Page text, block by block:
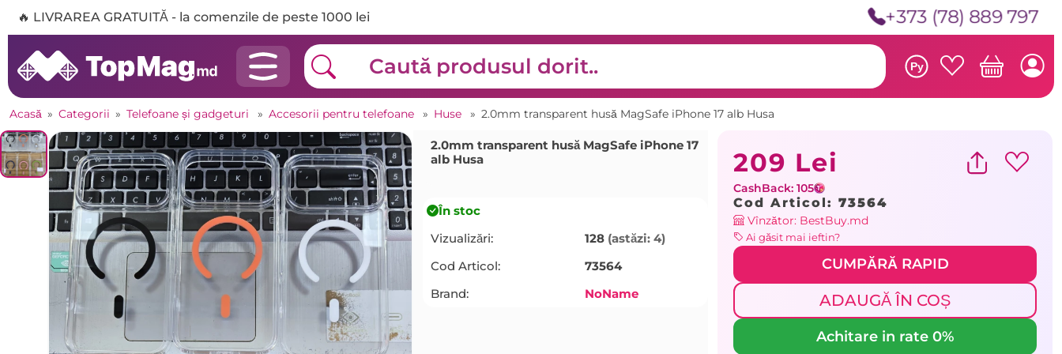
🔥 LIVRAREA GRATUITĂ - la comenzile de peste 1000 lei +373 (78) 889 797
Ру
Acasă » Categorii » Telefoane și gadgeturi » Accesorii pentru telefoane » Huse » 2.0mm transparent husă MagSafe iPhone 17 alb Husa
2.0mm transparent husă MagSafe iPhone 17
alb Husa
În stoc
Vizualizări:
128 (astăzi: 4)
Cod Articol:
73564
Brand:
NoName
209 Lei
CashBack: 105
Cod Articol: 73564
Vînzător: BestBuy.md
Ai găsit mai ieftin?
CUMPĂRĂ RAPID
ADAUGĂ ÎN COȘ
Achitare in rate 0%